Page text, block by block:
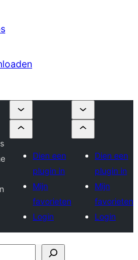
Dien een
plugin in
Mijn
favorieten
Login
Dien een
plugin in
Mijn
favorieten
Login